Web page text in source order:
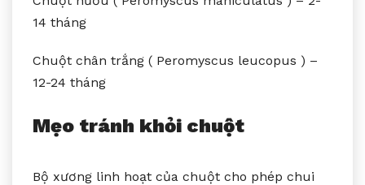
14 tháng
Chuột chân trắng ( Peromyscus leucopus ) –
12-24 tháng
Mẹo tránh khỏi chuột
Bộ xương linh hoạt của chuột cho phép chui